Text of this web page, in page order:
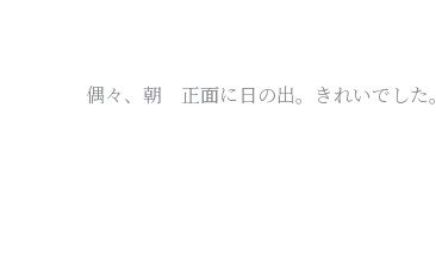
偶々、朝 正面に日の出。きれいでした。